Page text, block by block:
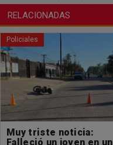
RELACIONADAS
Policiales
Gravisimo accidente de
tránsito en Chacabuco